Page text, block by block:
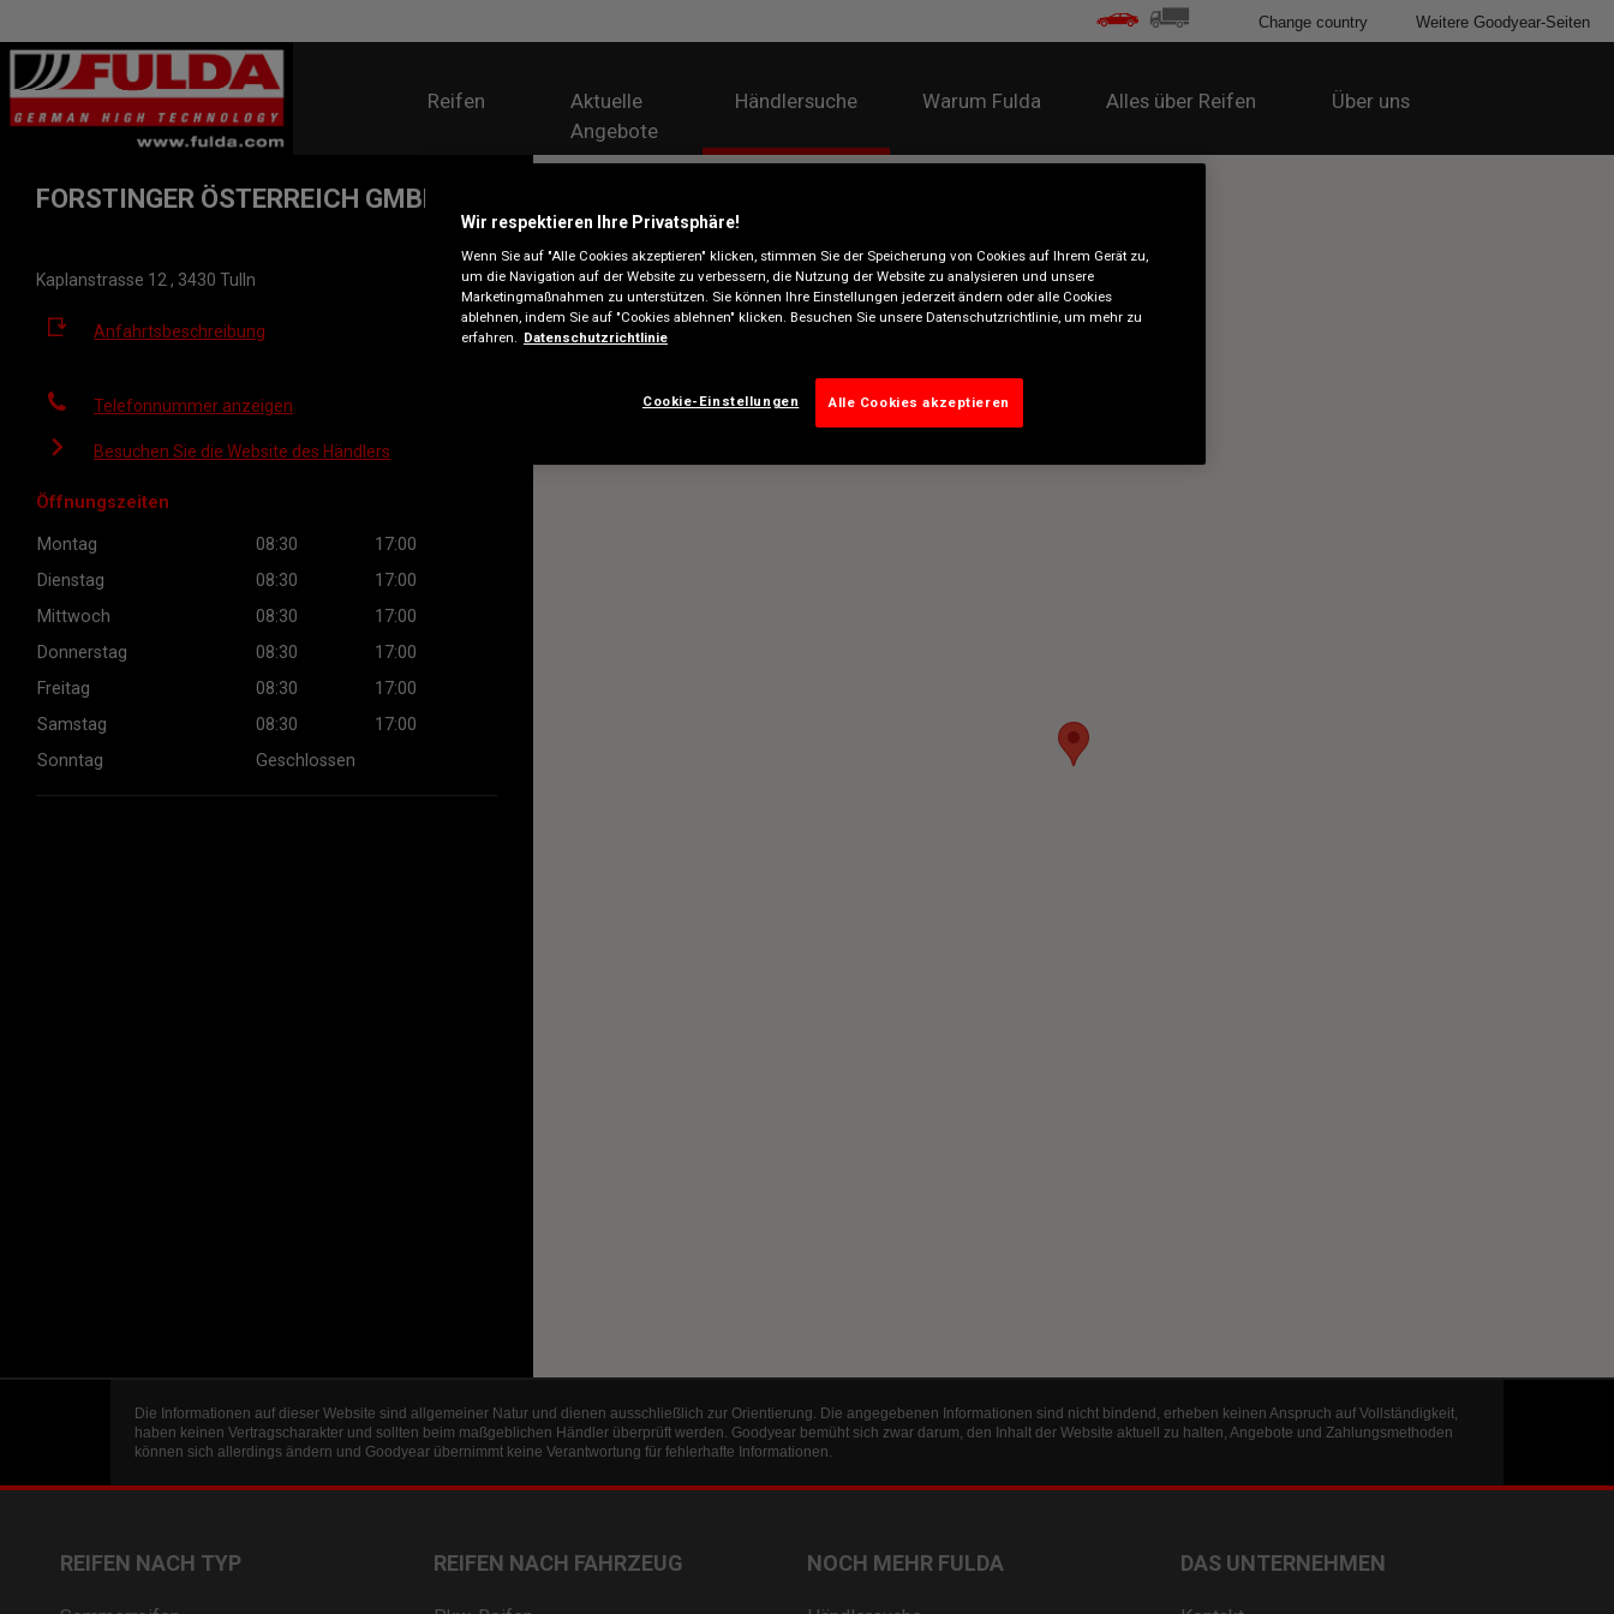
Reifen
Aktuelle
Angebote
Händlersuche Warum Fulda Alles über Reifen Über uns
Change country Weitere Goodyear-Seiten
FORSTINGER ÖSTERREICH GMBH
Kaplanstrasse 12 , 3430 Tulln
Anfahrtsbeschreibung
Telefonnummer anzeigen
Besuchen Sie die Website des Händlers
Öffnungszeiten
Montag 08:30
17:00
Dienstag
08:30
17:00
Mittwoch
08:30
17:00
Donnerstag
08:30
17:00
Freitag
08:30
17:00
Samstag
08:30
17:00
Sonntag
Geschlossen
Die Informationen auf dieser Website sind allgemeiner Natur und dienen ausschließlich zur Orientierung. Die angegebenen Informationen sind nicht bindend, erheben keinen Anspruch auf Vollständigkeit,
haben keinen Vertragscharakter und sollten beim maßgeblichen Händler überprüft werden. Goodyear bemüht sich zwar darum, den Inhalt der Website aktuell zu halten, Angebote und Zahlungsmethoden
können sich allerdings ändern und Goodyear übernimmt keine Verantwortung für fehlerhafte Informationen.
REIFEN NACH TYP REIFEN NACH FAHRZEUG NOCH MEHR FULDA DAS UNTERNEHMEN
Wir respektieren Ihre Privatsphäre!
Wenn Sie auf "Alle Cookies akzeptieren" klicken, stimmen Sie der Speicherung von Cookies auf Ihrem Gerät zu,
um die Navigation auf der Website zu verbessern, die Nutzung der Website zu analysieren und unsere
Marketingmaßnahmen zu unterstützen. Sie können Ihre Einstellungen jederzeit ändern oder alle Cookies
ablehnen, indem Sie auf "Cookies ablehnen" klicken. Besuchen Sie unsere Datenschutzrichtlinie, um mehr zu
erfahren.
Datenschutzrichtlinie
Cookie-Einstellungen Alle Cookies akzeptieren